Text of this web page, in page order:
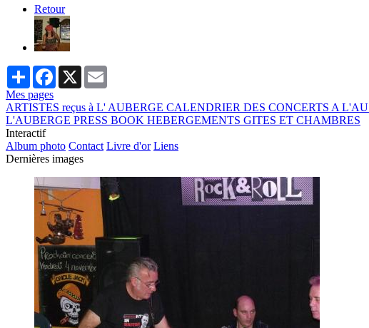
Retour
PartagerFacebook
X
Mes pages
ARTISTES reçus à L' AUBERGE CALENDRIER DES CONCERTS A L'AU
L'AUBERGE PRESS BOOK HEBERGEMENTS GITES ET CHAMBRES
Interactif
Album photo Contact Livre d'or Liens
Dernières images